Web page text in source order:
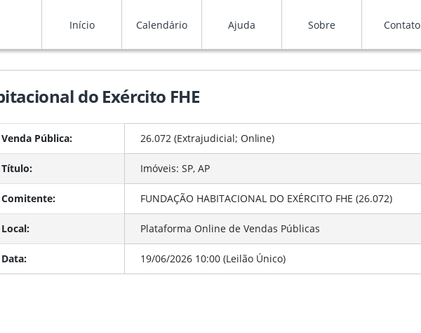
Início Calendário Ajuda Sobre Contato
do Exército FHE
Venda Pública: 26.072 (Extrajudicial;Online)
Título: Imóveis: SP, AP
Comitente: FUNDAÇÃO HABITACIONAL DO EXÉRCITO FHE (26.072)
Local: Plataforma Online de Vendas Públicas
Data: 19/06/2026 10:00 (Leilão Único)